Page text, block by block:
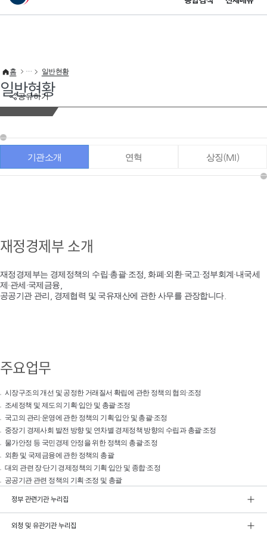
이 누리집은 대한민국 공식 전자정부 누리집입니다.
공유하기
홈 일반현황
일반현황
기관소개 연혁 상징(MI)
재정경제부 소개
재정경제부는 경제정책의 수립·총괄·조정, 화폐·외환·국고·정부회계·내국세
제·관세·국제금융,
공공기관 관리, 경제협력 및 국유재산에 관한 사무를 관장합니다.
주요업무
시장구조의 개선 및 공정한 거래질서 확립에 관한 정책의 협의·조정
조세정책 및 제도의 기획·입안 및 총괄·조정
국고의 관리·운영에 관한 정책의 기획·입안 및 총괄·조정
중장기 경제사회 발전 방향 및 연차별 경제정책 방향의 수립과 총괄·조정
물가안정 등 국민경제 안정을 위한 정책의 총괄·조정
외환 및 국제금융에 관한 정책의 총괄
대외 관련 장·단기 경제정책의 기획·입안 및 종합·조정
공공기관 관련 정책의 기획·조정 및 총괄
정부 관련기관 누리집
외청 및 유관기관 누리집